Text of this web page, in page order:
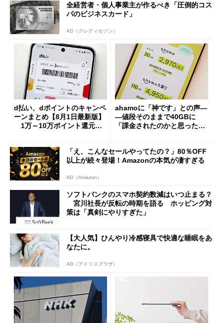
全経営者・個人事業主が作るべき「圧倒的コス
パのビジネスカード」
AD（クレディセゾン）
d払い、dポイントのキャンペ
ーンまとめ【8月1日最新版】
1万～10万ポイント還元の
ahamoに「神です」との声―
―値段そのままで40GBに
「課金されたのかと思った」
「え、こんなセールやってたの？」80％OFF
以上が続々登場！Amazonの本気が凄すぎる
AD（Amazon）
ソフトバンクのスマホ契約数減はいつ止まる？
宮川社長が反転の時期を語る ホッピング対
策は「真剣にやりすぎた」
【大人気】ひんやり冷感寝具で快適な睡眠をあ
なたに。
AD（アイリスプラザ）